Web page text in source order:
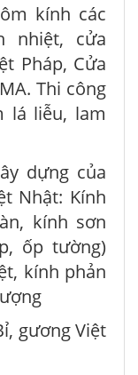
kính các
nhiệt, cửa
Pháp, Cửa
Thi công
lá liễu, lam
dựng của
Nhật: Kính
kính sơn
ốp tường)
kính phản
gương Việt